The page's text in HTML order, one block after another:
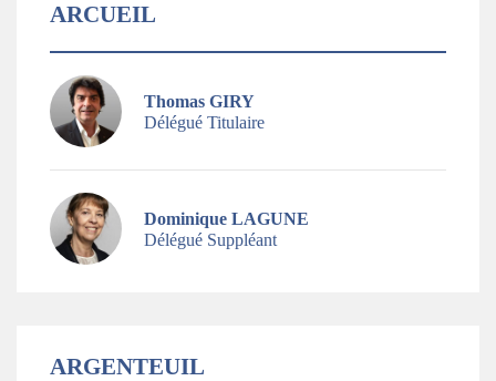
ARCUEIL
Thomas GIRY
Délégué Titulaire
Dominique LAGUNE
Délégué Suppléant
ARGENTEUIL